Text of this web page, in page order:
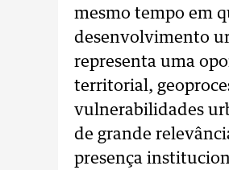
mesmo tempo em
desenvolvimento
representa uma
territorial,
vulnerabilidades
de grande
presença